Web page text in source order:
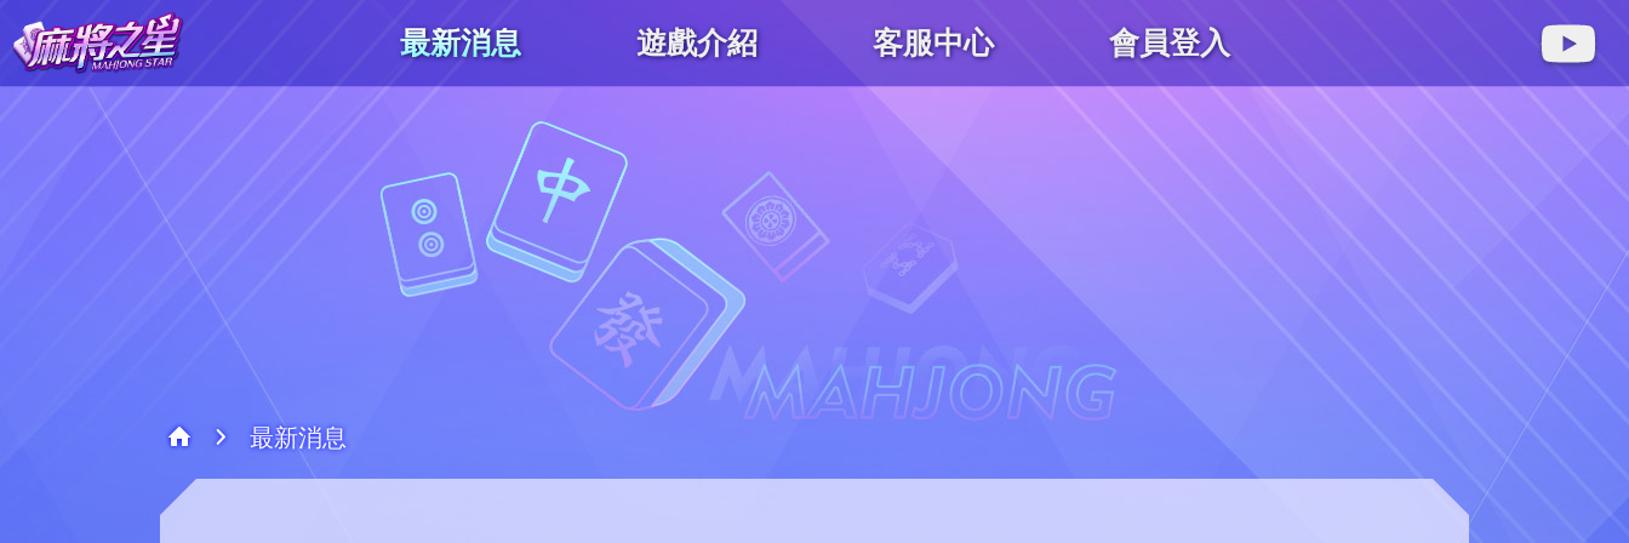
最新消息 遊戲介紹 客服中心 會員登入
最新消息